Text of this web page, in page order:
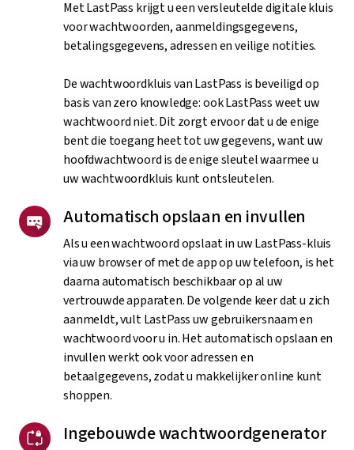
Met LastPass krijgt u een versleutelde digitale kluis
voor wachtwoorden, aanmeldingsgegevens,
betalingsgegevens, adressen en veilige notities.
De wachtwoordkluis van LastPass is beveiligd op
basis van zero knowledge: ook LastPass weet uw
wachtwoord niet. Dit zorgt ervoor dat u de enige
bent die toegang heet tot uw gegevens, want uw
hoofdwachtwoord is de enige sleutel waarmee u
uw wachtwoordkluis kunt ontsleutelen.
Automatisch opslaan en invullen
Als u een wachtwoord opslaat in uw LastPass-kluis
via uw browser of met de app op uw telefoon, is het
daarna automatisch beschikbaar op al uw
vertrouwde apparaten. De volgende keer dat u zich
aanmeldt, vult LastPass uw gebruikersnaam en
wachtwoord voor u in. Het automatisch opslaan en
invullen werkt ook voor adressen en
betaalgegevens, zodat u makkelijker online kunt
shoppen.
Ingebouwde wachtwoordgenerator